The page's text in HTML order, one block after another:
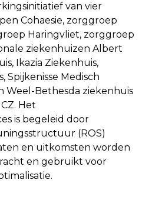
van vier
Cohaesie, zorggroep
Haringvliet, zorggroep
ziekenhuizen Albert
Ikazia Ziekenhuis,
Spijkenisse Medisch
Weel-Bethesda ziekenhuis
Het
is begeleid door
(ROS)
en uitkomsten worden
en gebruikt voor